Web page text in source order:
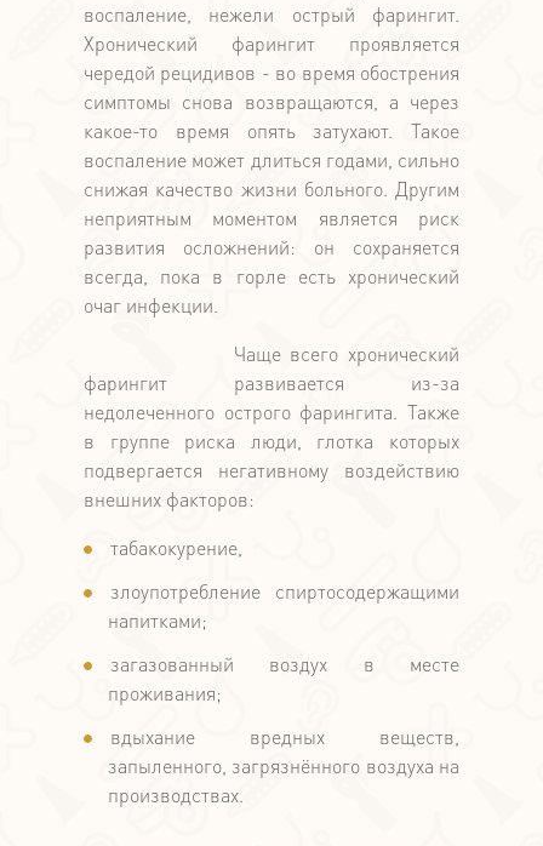
воспаление, нежели острый фарингит.
Хронический фарингит проявляется
чередой рецидивов - во время обострения
симптомы снова возвращаются, а через
какое-то время опять затухают. Такое
воспаление может длиться годами, сильно
снижая качество жизни больного. Другим
неприятным моментом является риск
развития осложнений: он сохраняется
всегда, пока в горле есть хронический
очаг инфекции.
Чаще всего хронический
фарингит развивается из-за
недолеченного острого фарингита. Также
в группе риска люди, глотка которых
подвергается негативному воздействию
внешних факторов:
табакокурение,
злоупотребление спиртосодержащими
напитками;
загазованный воздух в месте
проживания;
вдыхание вредных веществ,
запыленного, загрязнённого воздуха на
производствах.